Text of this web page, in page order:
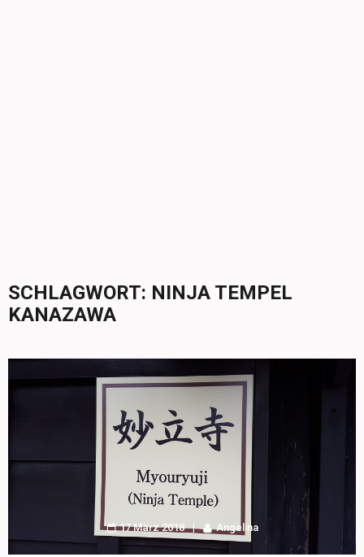
SCHLAGWORT: NINJA TEMPEL
KANAZAWA
17 März 2018 Angelina